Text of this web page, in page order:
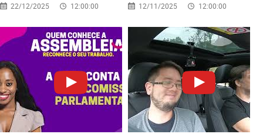
22/12/2025 12:00:00 12/11/2025 12:00:00